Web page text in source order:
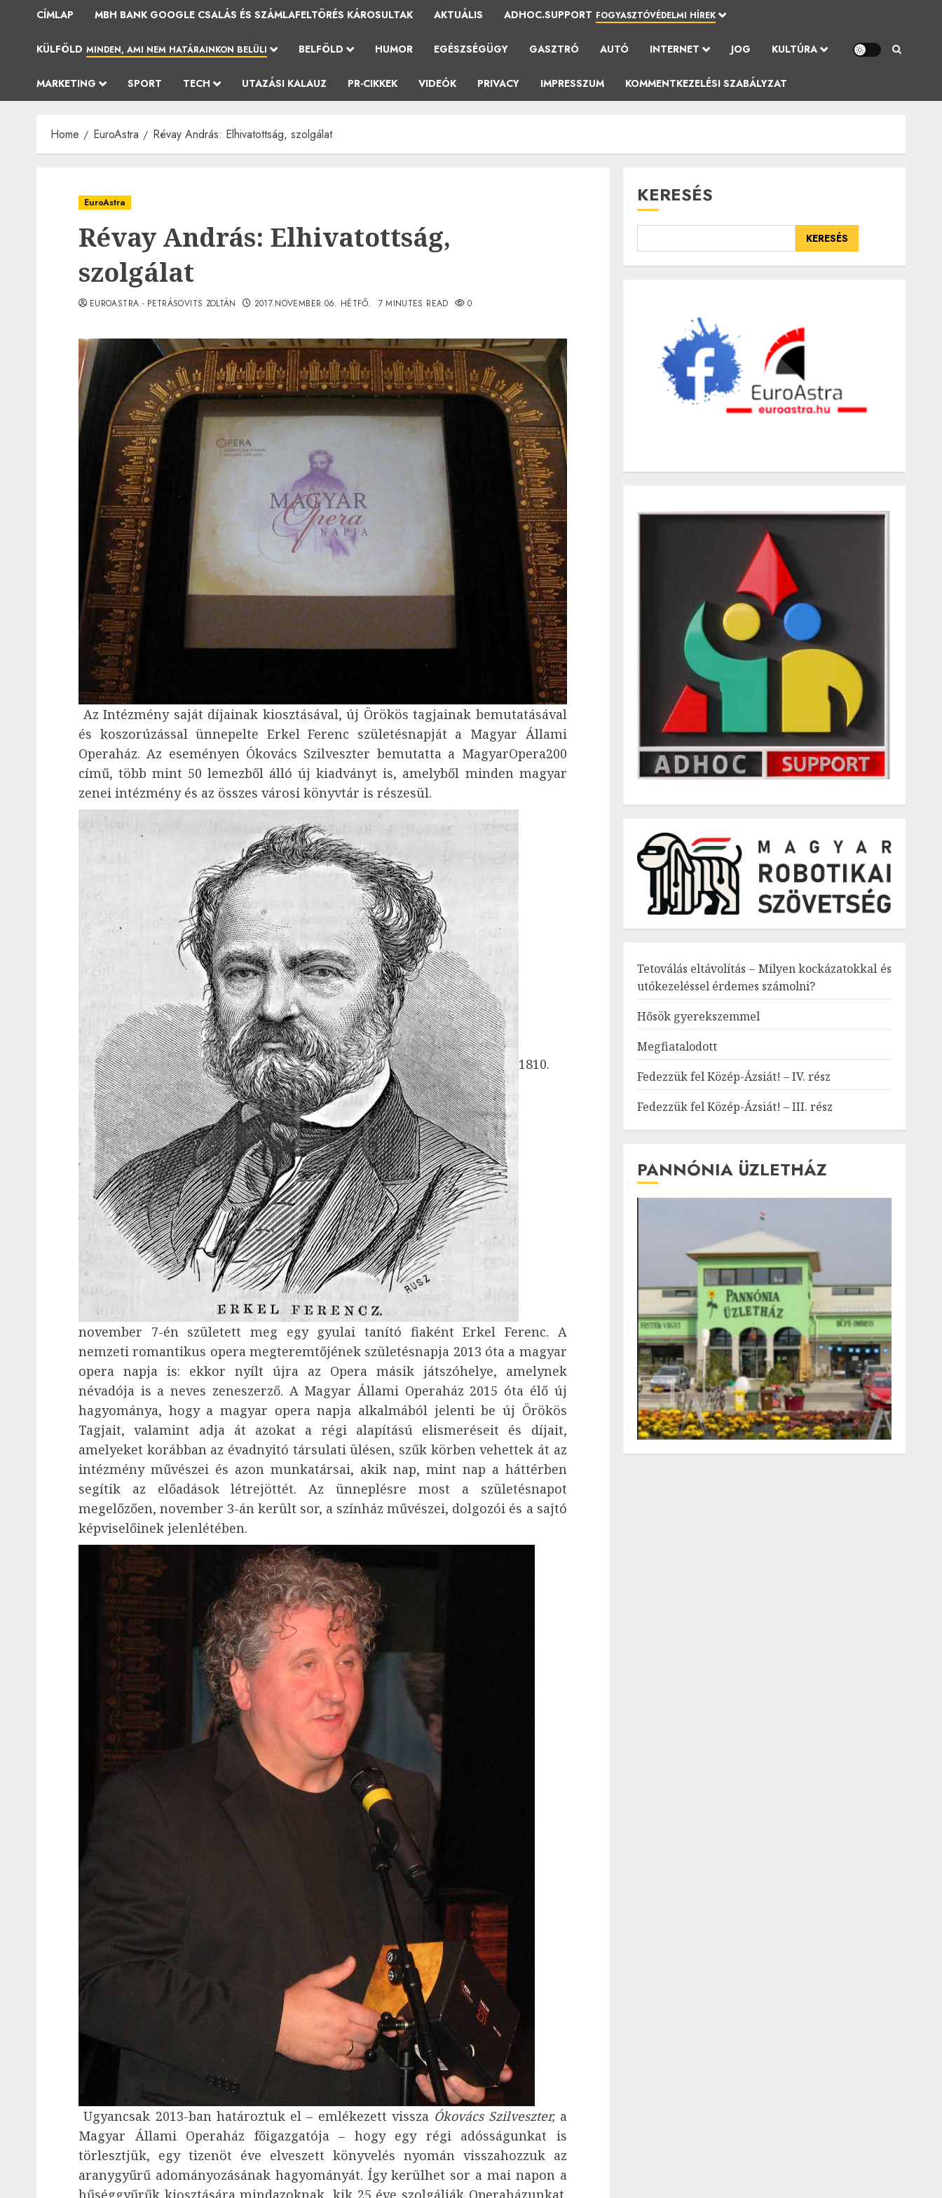
CÍMLAP MBH BANK GOOGLE CSALÁS ÉS SZÁMLAFELTÖRÉS KÁROSULTAK AKTUÁLIS ADHOC.SUPPORT FOGYASZTÓVÉDELMI HÍREK
KÜLFÖLD MINDEN, AMI NEM HATÁRAINKON BELÜLI BELFÖLD HUMOR EGÉSZSÉGÜGY GASZTRÓ AUTÓ INTERNET JOG KULTÚRA
MARKETING SPORT TECH UTAZÁSI KALAUZ PR-CIKKEK VIDEÓK PRIVACY IMPRESSZUM KOMMENTKEZELÉSI SZABÁLYZAT
Home EuroAstra Révay András: Elhivatottság, szolgálat
EuroAstra
Révay András: Elhivatottság,
szolgálat
EUROASTRA - PETRÁSOVITS ZOLTÁN 2017.NOVEMBER.06. HÉTFŐ. 7 MINUTES READ 0
Az Intézmény saját díjainak kiosztásával, új Örökös tagjainak bemutatásával
és koszorúzással ünnepelte Erkel Ferenc születésnapját a Magyar Állami
Operaház. Az eseményen Ókovács Szilveszter bemutatta a MagyarOpera200
című, több mint 50 lemezből álló új kiadványt is, amelyből minden magyar
zenei intézmény és az összes városi könyvtár is részesül.
1810.
november 7-én született meg egy gyulai tanító fiaként Erkel Ferenc. A
nemzeti romantikus opera megteremtőjének születésnapja 2013 óta a magyar
opera napja is: ekkor nyílt újra az Opera másik játszóhelye, amelynek
névadója is a neves zeneszerző. A Magyar Állami Operaház 2015 óta élő új
hagyománya, hogy a magyar opera napja alkalmából jelenti be új Örökös
Tagjait, valamint adja át azokat a régi alapítású elismeréseit és díjait,
amelyeket korábban az évadnyitó társulati ülésen, szűk körben vehettek át az
intézmény művészei és azon munkatársai, akik nap, mint nap a háttérben
segítik az előadások létrejöttét. Az ünneplésre most a születésnapot
megelőzően, november 3-án került sor, a színház művészei, dolgozói és a sajtó
képviselőinek jelenlétében.
Ugyancsak 2013-ban határoztuk el – emlékezett vissza Ókovács Szilveszter, a
Magyar Állami Operaház főigazgatója – hogy egy régi adósságunkat is
törlesztjük, egy tizenöt éve elveszett könyvelés nyomán visszahozzuk az
aranygyűrű adományozásának hagyományát. Így kerülhet sor a mai napon a
KERESÉS
KERESÉS
Tetoválás eltávolítás – Milyen kockázatokkal és
utókezeléssel érdemes számolni?
Hősök gyerekszemmel
Megfiatalodott
Fedezzük fel Közép-Ázsiát! – IV. rész
Fedezzük fel Közép-Ázsiát! – III. rész
PANNÓNIA ÜZLETHÁZ